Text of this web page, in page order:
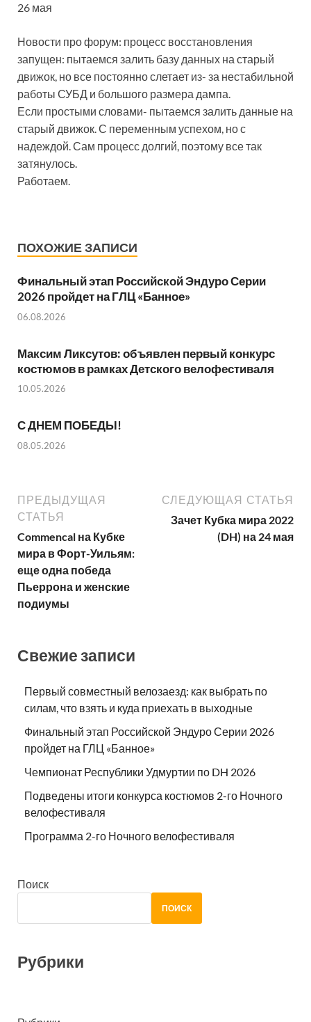
26 мая
Новости про форум: процесс восстановления
запущен: пытаемся залить базу данных на старый
движок, но все постоянно слетает из- за нестабильной
работы СУБД и большого размера дампа.
Если простыми словами- пытаемся залить данные на
старый движок. С переменным успехом, но с
надеждой. Сам процесс долгий, поэтому все так
затянулось.
Работаем.
ПОХОЖИЕ ЗАПИСИ
Финальный этап Российской Эндуро Серии
2026 пройдет на ГЛЦ «Банное»
06.08.2026
Максим Ликсутов: объявлен первый конкурс
костюмов в рамках Детского велофестиваля
10.05.2026
С ДНЕМ ПОБЕДЫ!
08.05.2026
ПРЕДЫДУЩАЯ
СТАТЬЯ
Commencal на Кубке
мира в Форт-Уильям:
еще одна победа
Пьеррона и женские
подиумы
СЛЕДУЮЩАЯ СТАТЬЯ
Зачет Кубка мира 2022
(DH) на 24 мая
Свежие записи
Первый совместный велозаезд: как выбрать по
силам, что взять и куда приехать в выходные
Финальный этап Российской Эндуро Серии 2026
пройдет на ГЛЦ «Банное»
Чемпионат Республики Удмуртии по DH 2026
Подведены итоги конкурса костюмов 2-го Ночного
велофестиваля
Программа 2-го Ночного велофестиваля
Поиск
ПОИСК
Рубрики